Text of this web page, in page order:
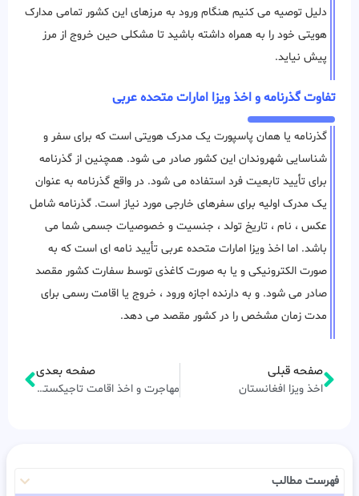
دلیل توصیه می کنیم هنگام ورود به مرزهای این کشور تمامی مدارک
هویتی خود را به همراه داشته باشید تا مشکلی حین خروج از مرز
پیش نیاید.
تفاوت گذرنامه و اخذ ویزا امارات متحده عربی
گذرنامه یا همان پاسپورت یک مدرک هویتی است که برای سفر و
شناسایی شهروندان این کشور صادر می شود. همچنین از گذرنامه
برای تأیید تابعیت فرد استفاده می شود. در واقع گذرنامه به عنوان
یک مدرک اولیه برای سفرهای خارجی مورد نیاز است. گذرنامه شامل
عکس ، نام ، تاریخ تولد ، جنسیت و خصوصیات جسمی شما می
باشد. اما اخذ ویزا امارات متحده عربی تأیید نامه ای است که به
صورت الکترونیکی و یا به صورت کاغذی توسط سفارت کشور مقصد
صادر می شود. و به دارنده اجازه ورود ، خروج یا اقامت رسمی برای
مدت زمان مشخص را در کشور مقصد می دهد.
صفحه قبلی
اخذ ویزا افغانستان
صفحه بعدی
مهاجرت و اخذ اقامت تاجیکستان
فهرست مطالب